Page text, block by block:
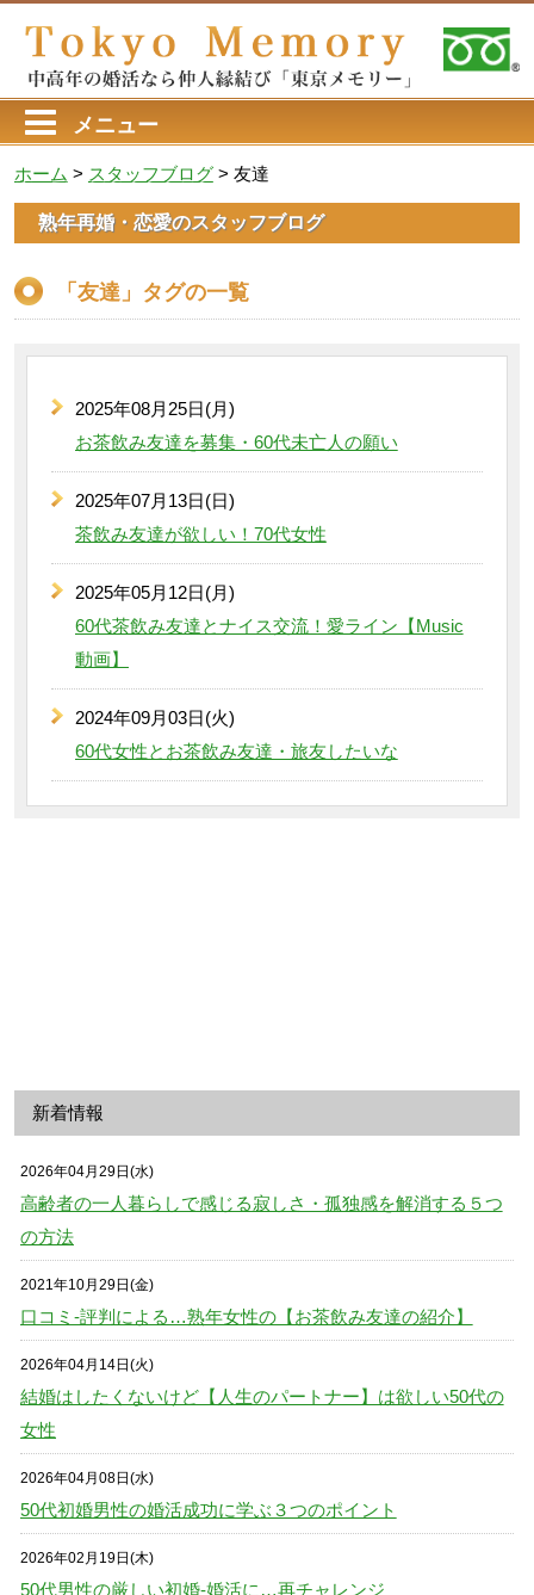
メニュー
ホーム > スタッフブログ> 友達
熟年再婚・恋愛のスタッフブログ
「友達」タグの一覧
2025年08月25日(月)
お茶飲み友達を募集・60代未亡人の願い
2025年07月13日(日)
茶飲み友達が欲しい！70代女性
2025年05月12日(月)
60代茶飲み友達とナイス交流！愛ライン【Music
動画】
2024年09月03日(火)
60代女性とお茶飲み友達・旅友したいな
新着情報
2026年04月29日(水)
高齢者の一人暮らしで感じる寂しさ・孤独感を解消する５つ
の方法
2021年10月29日(金)
口コミ-評判による…熟年女性の【お茶飲み友達の紹介】
2026年04月14日(火)
結婚はしたくないけど【人生のパートナー】は欲しい50代の
女性
2026年04月08日(水)
50代初婚男性の婚活成功に学ぶ３つのポイント
2026年02月19日(木)
50代男性の厳しい初婚-婚活に…再チャレンジ